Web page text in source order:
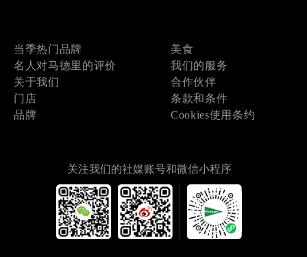
当季热门品牌
名人对马德里的评价
关于我们
门店
品牌
美食
我们的服务
合作伙伴
条款和条件
Cookies使用条约
关注我们的社媒账号和微信小程序